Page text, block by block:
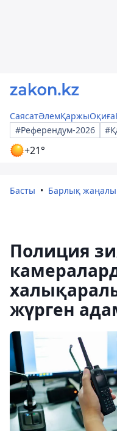
СаясатӘлемҚаржыОқиға
#Референдум-2026
+21°
Басты Барлық
Полиция
жүрген